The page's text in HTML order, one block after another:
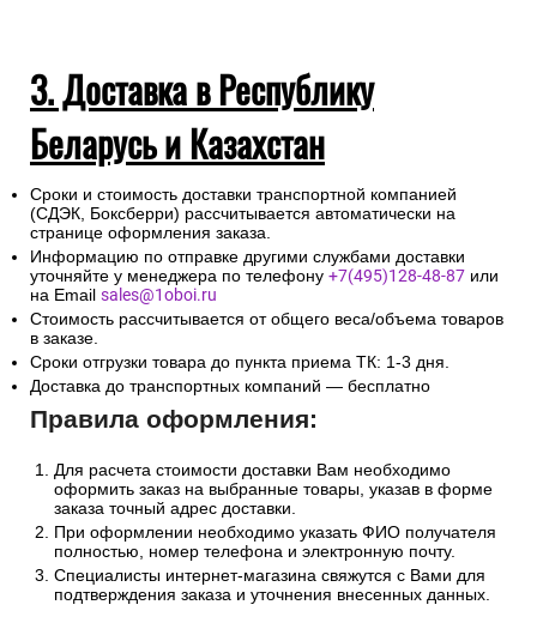
3. Доставка в Республику
Беларусь и Казахстан
Сроки и стоимость доставки транспортной компанией
(СДЭК, Боксберри) рассчитывается автоматически на
странице оформления заказа.
Информацию по отправке другими службами доставки
уточняйте у менеджера по телефону +7(495)128-48-87 или
на Email sales@1oboi.ru
Стоимость рассчитывается от общего веса/объема товаров
в заказе.
Сроки отгрузки товара до пункта приема ТК: 1-3 дня.
Доставка до транспортных компаний — бесплатно
Правила оформления:
Для расчета стоимости доставки Вам необходимо
оформить заказ на выбранные товары, указав в форме
заказа точный адрес доставки.
При оформлении необходимо указать ФИО получателя
полностью, номер телефона и электронную почту.
Специалисты интернет-магазина свяжутся с Вами для
подтверждения заказа и уточнения внесенных данных.